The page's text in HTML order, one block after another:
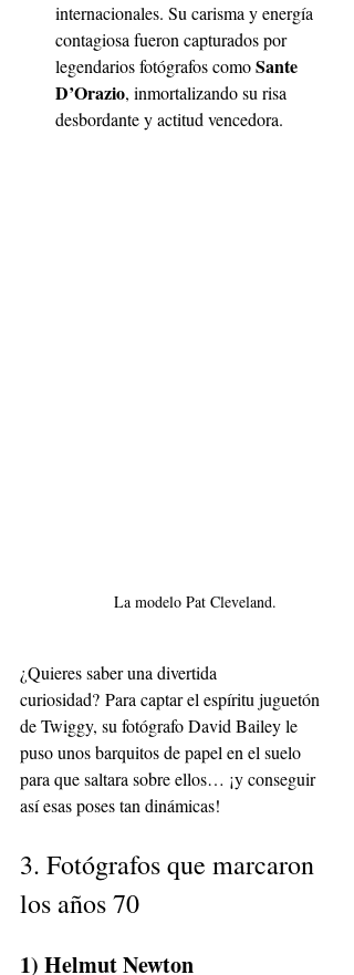
internacionales. Su carisma y energía
contagiosa fueron capturados por
legendarios fotógrafos como Sante
D’Orazio, inmortalizando su risa
desbordante y actitud vencedora.
La modelo Pat Cleveland.
¿Quieres saber una divertida
curiosidad? Para captar el espíritu juguetón
de Twiggy, su fotógrafo David Bailey le
puso unos barquitos de papel en el suelo
para que saltara sobre ellos… ¡y conseguir
así esas poses tan dinámicas!
3. Fotógrafos que marcaron
los años 70
1) Helmut Newton